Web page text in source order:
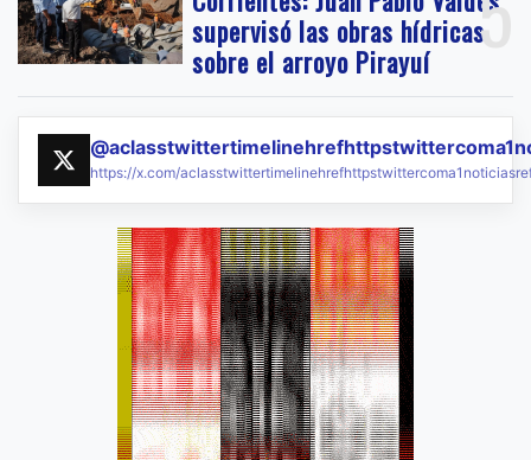
supervisó las obras hídricas
sobre el arroyo Pirayuí
https://x.com/